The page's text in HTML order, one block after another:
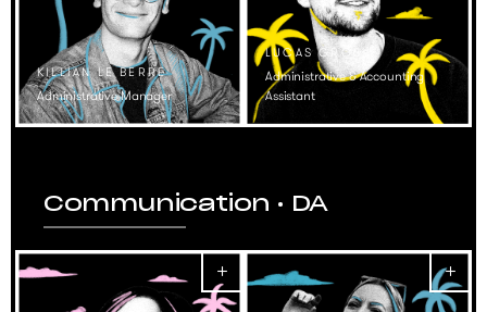
KILLIAN LE BERRE
Administrative Manager
LUCAS GROS
Administrative & Accounting
Assistant
Communication • DA